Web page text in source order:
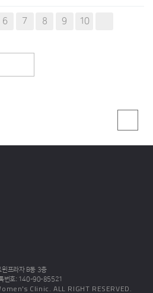
6 7 8 9 10
프라자 B동 3층
번호: 140-90-85521
Clinic. ALL RIGHT RESERVED.